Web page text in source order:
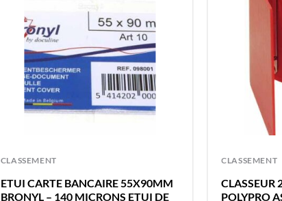
CLASSEMENT
ETUI CARTE BANCAIRE 55X90MM
BRONYL – 140 MICRONS ETUI DE
CLASSEMENT
CLASSEUR
POLYPRO